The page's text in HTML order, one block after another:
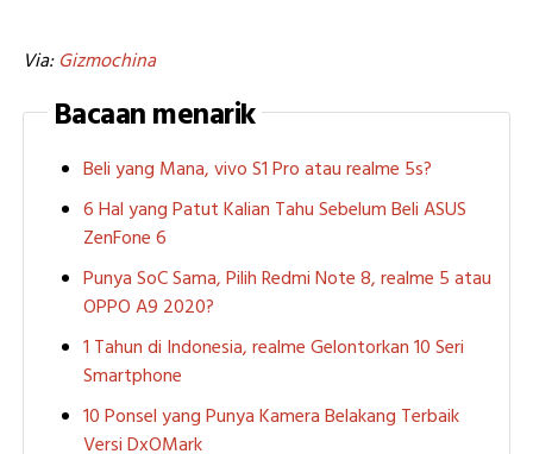
Via:Gizmochina
Bacaan menarik
Beli yang Mana, vivo S1 Pro atau realme 5s?
6 Hal yang Patut Kalian Tahu Sebelum Beli ASUS
ZenFone 6
Punya SoC Sama, Pilih Redmi Note 8, realme 5 atau
OPPO A9 2020?
1 Tahun di Indonesia, realme Gelontorkan 10 Seri
Smartphone
10 Ponsel yang Punya Kamera Belakang Terbaik
Versi DxOMark